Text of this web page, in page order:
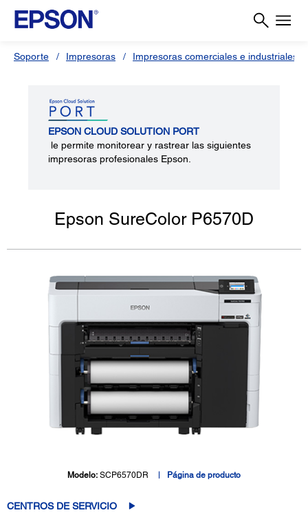
Soporte Impresoras Impresoras comerciales e industriales
EPSON CLOUD SOLUTION PORT
le permite monitorear y rastrear las siguientes
impresoras profesionales Epson.
Epson SureColor P6570D
Modelo: SCP6570DR Página de producto
CENTROS DE SERVICIO